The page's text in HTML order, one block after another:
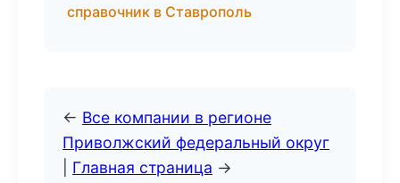
справочник в Ставрополь
← Все компании в регионе
Приволжский федеральный округ
Главная страница →